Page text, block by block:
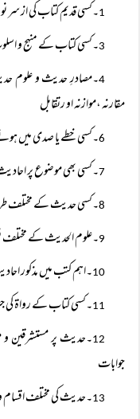
1۔کسی قدیم کتاب کی از سر
3۔کسی کتاب کے منہج و
4۔مصادرِ حدیث و علوم
مقارنہ ،موازنہ او رتقابل
6۔کسی خطے یا صدی میں
7۔کسی بھی موضوع پر
8۔کسی حدیث کے مختلف طرق
9۔علوم الحدیث کے مختلف
10۔اہم کتب میں مذکور
11۔کسی کتاب کے رواۃ کی
12۔حدیث پر مستشرقین
جوابات
13۔حدیث کی مختلف